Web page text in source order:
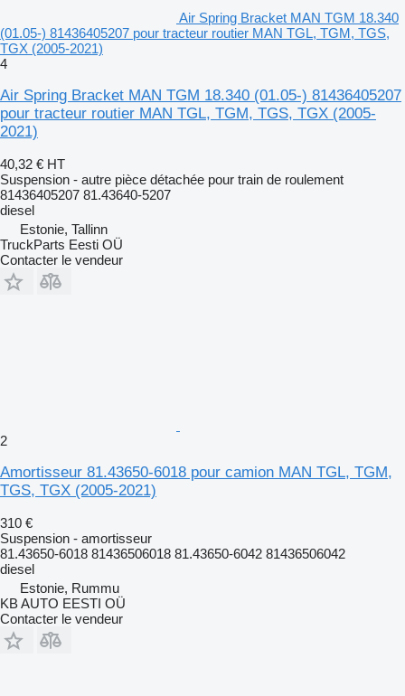
Air Spring Bracket MAN TGM 18.340
(01.05-) 81436405207 pour tracteur routier MAN TGL, TGM, TGS,
TGX (2005-2021)
4
Air Spring Bracket MAN TGM 18.340 (01.05-) 81436405207
pour tracteur routier MAN TGL, TGM, TGS, TGX (2005-
2021)
40,32 € HT
Suspension - autre pièce détachée pour train de roulement
81436405207 81.43640-5207
diesel
Estonie, Tallinn
TruckParts Eesti OÜ
Contacter le vendeur
2
Amortisseur 81.43650-6018 pour camion MAN TGL, TGM,
TGS, TGX (2005-2021)
310 €
Suspension - amortisseur
81.43650-6018 81436506018 81.43650-6042 81436506042
diesel
Estonie, Rummu
KB AUTO EESTI OÜ
Contacter le vendeur